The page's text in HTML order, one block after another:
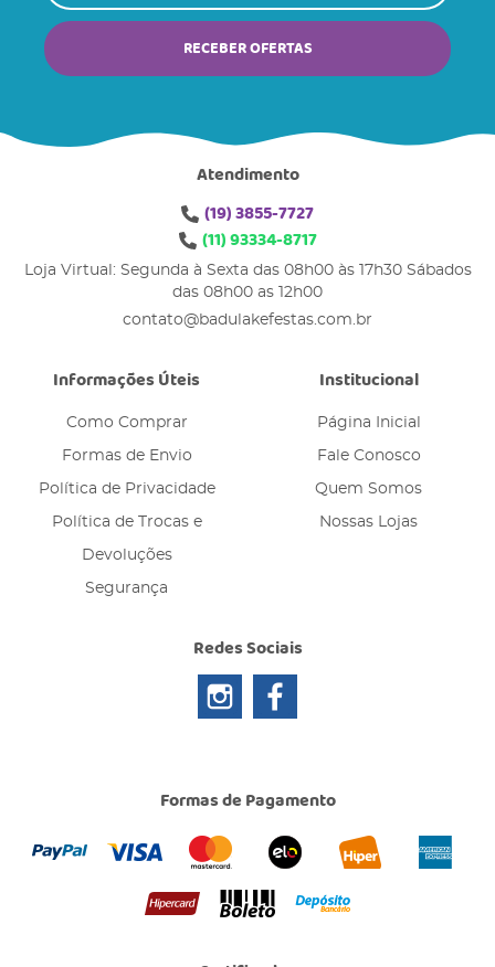
RECEBER OFERTAS
Atendimento
(19)3855-7727
(11)93334-8717
Loja Virtual: Segunda à Sexta das 08h00 às 17h30 Sábados
das 08h00 as 12h00
contato@badulakefestas.com.br
Informações Úteis
Como Comprar
Formas de Envio
Política de Privacidade
Política de Trocas e
Devoluções
Segurança
Institucional
Página Inicial
Fale Conosco
Quem Somos
Nossas Lojas
Redes Sociais
Formas de Pagamento